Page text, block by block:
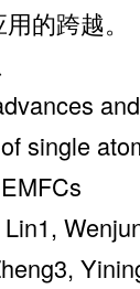
的跨越。
and
single